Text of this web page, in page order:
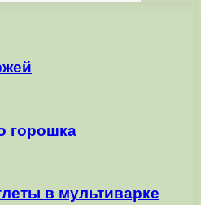
горошка
в мультиварке